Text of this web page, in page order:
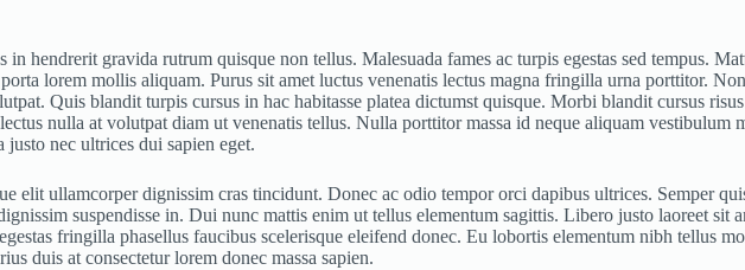
hendrerit gravida rutrum quisque non tellus. Malesuada fames ac turpis egestas sed tempus.
lorem mollis aliquam. Purus sit amet luctus venenatis lectus magna fringilla urna porttitor.
Quis blandit turpis cursus in hac habitasse platea dictumst quisque. Morbi blandit cursus
nulla at volutpat diam ut venenatis tellus. Nulla porttitor massa id neque aliquam vestibulum
nec ultrices dui sapien eget.
elit ullamcorper dignissim cras tincidunt. Donec ac odio tempor orci dapibus ultrices. Semper
suspendisse in. Dui nunc mattis enim ut tellus elementum sagittis. Libero justo laoreet sit
fringilla phasellus faucibus scelerisque eleifend donec. Eu lobortis elementum nibh tellus
duis at consectetur lorem donec massa sapien.